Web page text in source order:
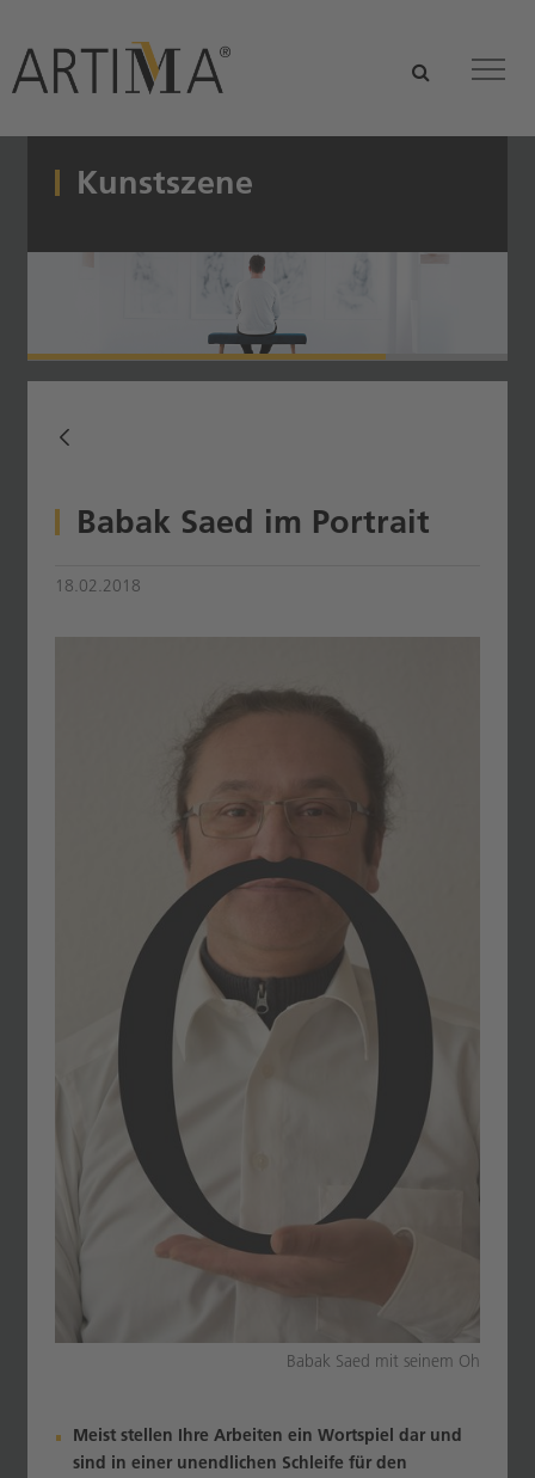
Kunstszene
Babak Saed im Portrait
18.02.2018
Babak Saed mit seinem Oh
Meist stellen Ihre Arbeiten ein Wortspiel dar und
sind in einer unendlichen Schleife für den